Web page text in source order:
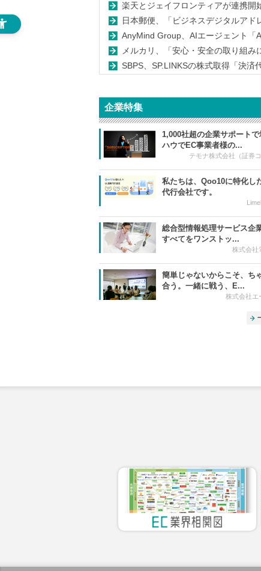
楽天とジェイフロンティアが連携開
日本郵便、「ビジネスデジタルア
AnyMind Group、AIエージェント「
メルカリ、「安心・安全の取り組
SBPS、SP.LINKSの株式取得「決済
企業特集
1,000社超の企業サポート
ハウでEC事業者様の...
テモナ株式会社（証券
私たちは、Qoo10に特化し
代行会社です。
総合型情報処理サービス企
すべてをワンストッ...
株式会社
簡単じゃないからこそ、ち
合う。一緒に戦う、E...
株式会社エ